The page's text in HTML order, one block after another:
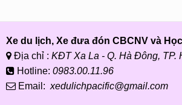
Xe du lịch, Xe đưa đón CBCNV và
Địa chỉ : KĐT Xa La - Q. Hà Đông, TP.
Hotline: 0983.00.11.96
Email: xedulichpacific@gmail.com